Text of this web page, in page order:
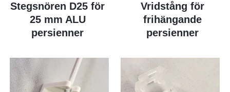
Stegsnören D25 för
25 mm ALU
persienner
Vridstång för
frihängande
persienner